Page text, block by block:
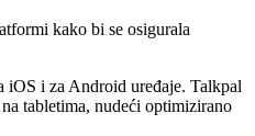
kako bi se osigurala
i za Android uređaje. Talkpal
tabletima, nudeći optimizirano